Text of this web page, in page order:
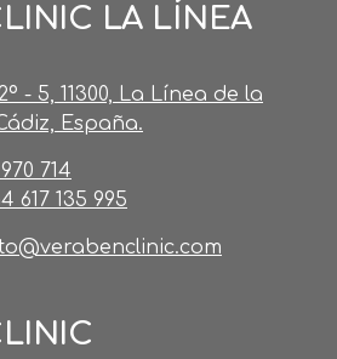
LA LÍNEA
- 5, 11300, La Línea de la
España.
714
617 135 995